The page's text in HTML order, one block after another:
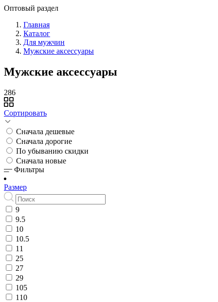
Оптовый раздел
Главная
Каталог
Для мужчин
Мужские аксессуары
Мужские аксессуары
286
Сортировать
Сначала дешевые
Сначала дорогие
По убыванию скидки
Сначала новые
Фильтры
Размер
9
9.5
10
10.5
11
25
27
29
105
110